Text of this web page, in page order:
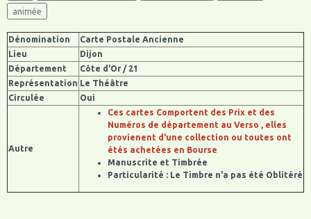
animée
Dénomination
Carte Postale Ancienne
Lieu
Dijon
Département
Côte d'Or / 21
Représentation Le Théâtre
Circulée
Oui
Autre
Ces cartes Comportent des Prix et des
Numéros de département au Verso , elles
provienent d'une collection ou toutes ont
étés achetées en Bourse
Manuscrite et Timbrée
Particularité : Le Timbre n'a pas été Oblitéré